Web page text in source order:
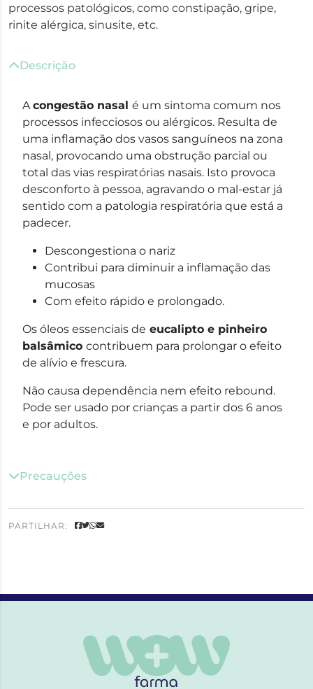
processos patológicos, como constipação, gripe,
rinite alérgica, sinusite, etc.
Descrição
Acongestão nasal é um sintoma comum nos
processos infecciosos ou alérgicos. Resulta de
uma inflamação dos vasos sanguíneos na zona
nasal, provocando uma obstrução parcial ou
total das vias respiratórias nasais. Isto provoca
desconforto à pessoa, agravando o mal-estar já
sentido com a patologia respiratória que está a
padecer.
Descongestiona o nariz
Contribui para diminuir a inflamação das
mucosas
Com efeito rápido e prolongado.
Os óleos essenciais de eucalipto e pinheiro
balsâmico contribuem para prolongar o efeito
de alívio e frescura.
Não causa dependência nem efeito rebound.
Pode ser usado por crianças a partir dos 6 anos
e por adultos.
Precauções
PARTILHAR: